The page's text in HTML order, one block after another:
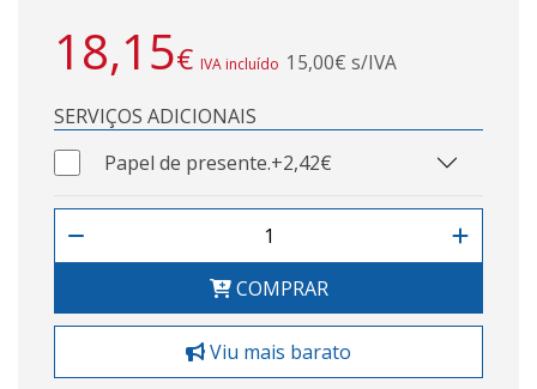
18,15€ IVA incluído 15,00€ s/IVA
SERVIÇOS ADICIONAIS
Papel de presente.+2,42€
COMPRAR
Viu mais barato